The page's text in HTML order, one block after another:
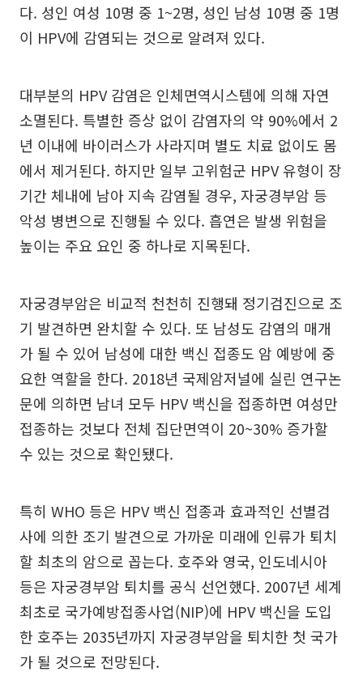
다. 성인 여성 10명 중 1~2명, 성인 남성 10명 중 1명
이 HPV에 감염되는 것으로 알려져 있다.
대부분의 HPV 감염은 인체면역시스템에 의해 자연
소멸된다. 특별한 증상 없이 감염자의 약 90%에서 2
년 이내에 바이러스가 사라지며 별도 치료 없이도 몸
에서 제거된다. 하지만 일부 고위험군 HPV 유형이 장
기간 체내에 남아 지속 감염될 경우, 자궁경부암 등
악성 병변으로 진행될 수 있다. 흡연은 발생 위험을
높이는 주요 요인 중 하나로 지목된다.
자궁경부암은 비교적 천천히 진행돼 정기검진으로 조
기 발견하면 완치할 수 있다. 또 남성도 감염의 매개
가 될 수 있어 남성에 대한 백신 접종도 암 예방에 중
요한 역할을 한다. 2018년 국제암저널에 실린 연구논
문에 의하면 남녀 모두 HPV 백신을 접종하면 여성만
접종하는 것보다 전체 집단면역이 20~30% 증가할
수 있는 것으로 확인됐다.
특히 WHO 등은 HPV 백신 접종과 효과적인 선별검
사에 의한 조기 발견으로 가까운 미래에 인류가 퇴치
할 최초의 암으로 꼽는다. 호주와 영국, 인도네시아
등은 자궁경부암 퇴치를 공식 선언했다. 2007년 세계
최초로 국가예방접종사업(NIP)에 HPV 백신을 도입
한 호주는 2035년까지 자궁경부암을 퇴치한 첫 국가
가 될 것으로 전망된다.